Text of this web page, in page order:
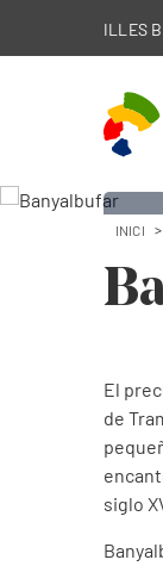
ILLES
INICI
El
de
siglo